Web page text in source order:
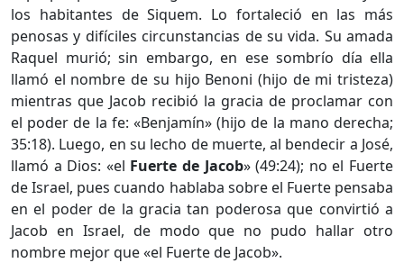
los habitantes de Siquem. Lo fortaleció en las más
penosas y difíciles circunstancias de su vida. Su amada
Raquel murió; sin embargo, en ese sombrío día ella
llamó el nombre de su hijo Benoni (hijo de mi tristeza)
mientras que Jacob recibió la gracia de proclamar con
el poder de la fe: «Benjamín» (hijo de la mano derecha;
35:18). Luego, en su lecho de muerte, al bendecir a José,
llamó a Dios: «el Fuerte de Jacob» (49:24); no el Fuerte
de Israel, pues cuando hablaba sobre el Fuerte pensaba
en el poder de la gracia tan poderosa que convirtió a
Jacob en Israel, de modo que no pudo hallar otro
nombre mejor que «el Fuerte de Jacob».